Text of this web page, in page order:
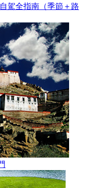
駕全指南（季節＋路